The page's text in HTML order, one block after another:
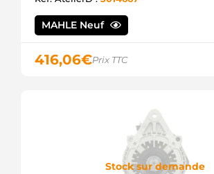
MAHLE Neuf
416,06€Prix TTC
Stock sur demande